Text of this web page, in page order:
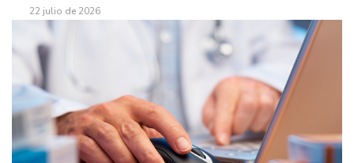
22 julio de 2026